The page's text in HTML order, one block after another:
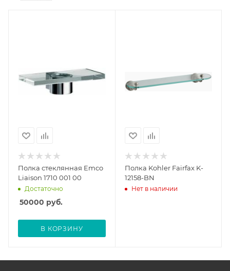
Полка стеклянная Emco
Liaison 1710 001 00
Достаточно
50000 руб.
В КОРЗИНУ
Полка Kohler Fairfax K-
12158-BN
Нет в наличии